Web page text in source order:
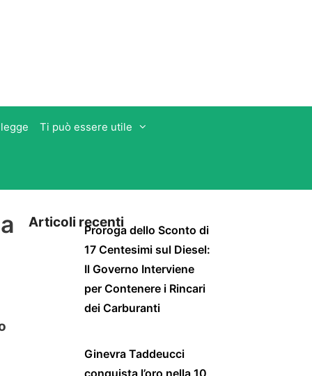
Ti può essere utile
Articoli recentiProroga dello Sconto di
17 Centesimi sul Diesel:
Il Governo Interviene
per Contenere i Rincari
dei Carburanti
Ginevra Taddeucci
conquista l’oro nella 10